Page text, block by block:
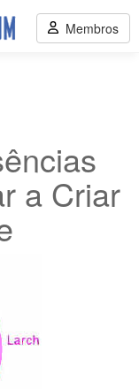
a Criar
Membros